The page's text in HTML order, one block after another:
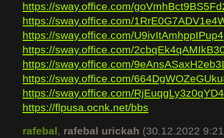
https://sway.office.com/
https://sway.office.com/
https://sway.office.com/U9ivItAmhppIPup4
https://sway.office.com/
https://sway.office.com/
https://sway.office.com/
https://sway.office.com/
https://flpusa.ocnk.net/bbs
rafebal, rafebal urickah (30.12.2022